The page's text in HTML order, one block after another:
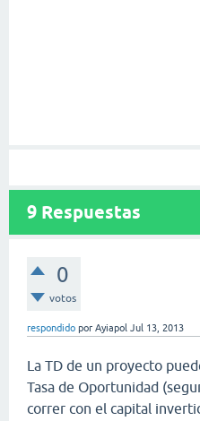
9 Respuestas
0
votos
respondido por Ayiapol Jul 13, 2013
La TD de un proyecto
Tasa de Oportunidad
correr con el capital